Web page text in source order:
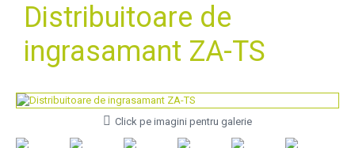
Distribuitoare de
ingrasamant ZA-TS
Click pe imagini pentru galerie